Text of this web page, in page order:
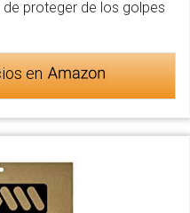
proteger de los golpes
en